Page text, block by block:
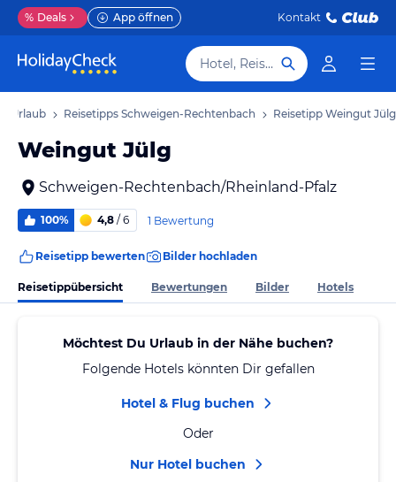
% Deals App öffnen Kontakt
Hotel, Reiseziel
Urlaub Reisetipps Schweigen-Rechtenbach Reisetipp Weingut Jülg
Weingut Jülg
Schweigen-Rechtenbach/Rheinland-Pfalz
100% 4,8 / 6 1 Bewertung
Reisetipp bewerten Bilder hochladen
Reisetippübersicht Bewertungen Bilder Hotels
Möchtest Du Urlaub in der Nähe buchen?
Folgende Hotels könnten Dir gefallen
Hotel & Flug buchen
Oder
Nur Hotel buchen